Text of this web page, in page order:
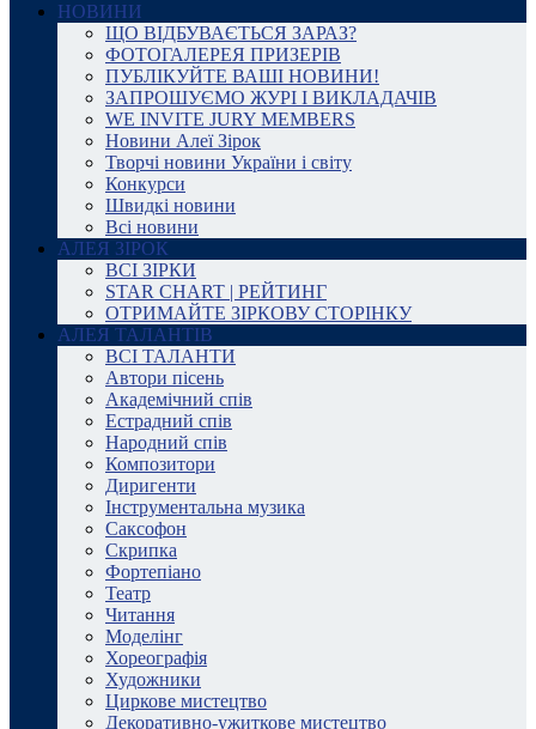
НОВИНИ
ЩО ВІДБУВАЄТЬСЯ ЗАРАЗ?
ФОТОГАЛЕРЕЯ ПРИЗЕРІВ
ПУБЛІКУЙТЕ ВАШІ НОВИНИ!
ЗАПРОШУЄМО ЖУРІ І ВИКЛАДАЧІВ
WE INVITE JURY MEMBERS
Новини Алеї Зірок
Творчі новини України і світу
Конкурси
Швидкі новини
Всі новини
АЛЕЯ ЗІРОК
ВСІ ЗІРКИ
STAR CHART | РЕЙТИНГ
ОТРИМАЙТЕ ЗІРКОВУ СТОРІНКУ
АЛЕЯ ТАЛАНТІВ
ВСІ ТАЛАНТИ
Автори пісень
Академічний спів
Естрадний спів
Народний спів
Композитори
Диригенти
Інструментальна музика
Саксофон
Скрипка
Фортепіано
Театр
Читання
Моделінг
Хореографія
Художники
Циркове мистецтво
Декоративно-ужиткове мистецтво